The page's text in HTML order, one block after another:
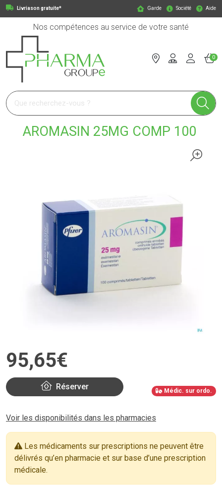
Livriason gratuite* Garde Société Aide
Nos compétences au service de votre santé
Pharmagroupe Votre pharmacie en ligne à votre service
0
AROMASIN 25MG COMP 100
95,65€
Réserver Médic. sur ordo.
Voir les disponibilités dans les pharmacies
Les médicaments sur prescriptions ne peuvent être
délivrés qu’en pharmacie et sur base d’une prescription
médicale.